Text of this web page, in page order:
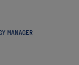
MANAGER